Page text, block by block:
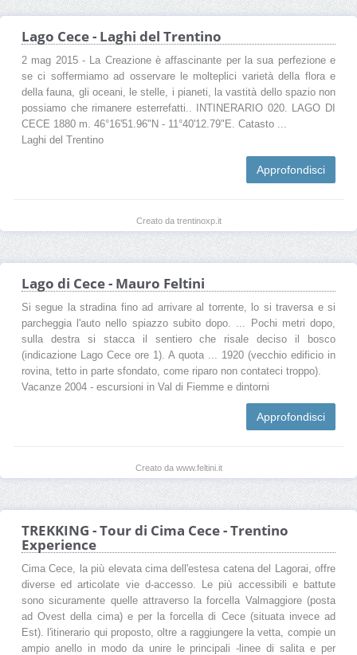
Lago Cece - Laghi del Trentino
2 mag 2015 - La Creazione è affascinante per la sua perfezione e
se ci soffermiamo ad osservare le molteplici varietà della flora e
della fauna, gli oceani, le stelle, i pianeti, la vastità dello spazio non
possiamo che rimanere esterrefatti.. INTINERARIO 020. LAGO DI
CECE 1880 m. 46°16'51.96"N - 11°40'12.79"E. Catasto ...
Laghi del Trentino
Approfondisci
Creato da trentinoxp.it
Lago di Cece - Mauro Feltini
Si segue la stradina fino ad arrivare al torrente, lo si traversa e si
parcheggia l'auto nello spiazzo subito dopo. ... Pochi metri dopo,
sulla destra si stacca il sentiero che risale deciso il bosco
(indicazione Lago Cece ore 1). A quota ... 1920 (vecchio edificio in
rovina, tetto in parte sfondato, come riparo non contateci troppo).
Vacanze 2004 - escursioni in Val di Fiemme e dintorni
Approfondisci
Creato da www.feltini.it
TREKKING - Tour di Cima Cece - Trentino
Experience
Cima Cece, la più elevata cima dell'estesa catena del Lagorai, offre
diverse ed articolate vie d-accesso. Le più accessibili e battute
sono sicuramente quelle attraverso la forcella Valmaggiore (posta
ad Ovest della cima) e per la forcella di Cece (situata invece ad
Est). l'itinerario qui proposto, oltre a raggiungere la vetta, compie un
ampio anello in modo da unire le principali -linee di salita e per